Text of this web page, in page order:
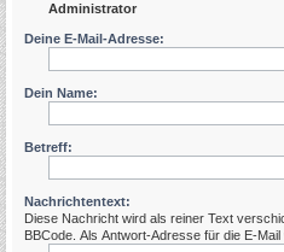
Administrator
Deine E-Mail-Adresse:
Dein Name:
Betreff:
Nachrichtentext:
Diese Nachricht wird als reiner Text
BBCode. Als Antwort-Adresse für die E-